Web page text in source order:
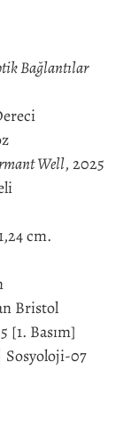
Bağlantılar
Well, 2025
cm.
Bristol
[1. Basım]
07